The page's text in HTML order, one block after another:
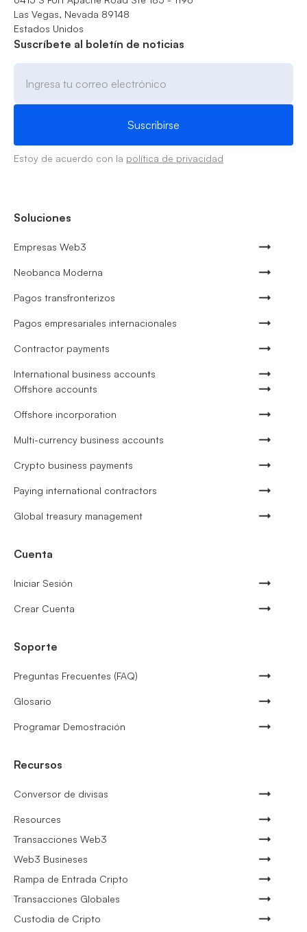
Las Vegas, Nevada 89148
Estados Unidos
Suscríbete al boletín de noticias
Estoy de acuerdo con la política de privacidad
Soluciones
Empresas Web3
Neobanca Moderna
Pagos transfronterizos
Pagos empresariales internacionales
Contractor payments
International business accounts
Offshore accounts
Offshore incorporation
Multi-currency business accounts
Crypto business payments
Paying international contractors
Global treasury management
Cuenta
Iniciar Sesión
Crear Cuenta
Soporte
Preguntas Frecuentes (FAQ)
Glosario
Programar Demostración
Recursos
Conversor de divisas
Resources
Transacciones Web3
Web3 Busineses
Rampa de Entrada Cripto
Transacciones Globales
Custodia de Cripto